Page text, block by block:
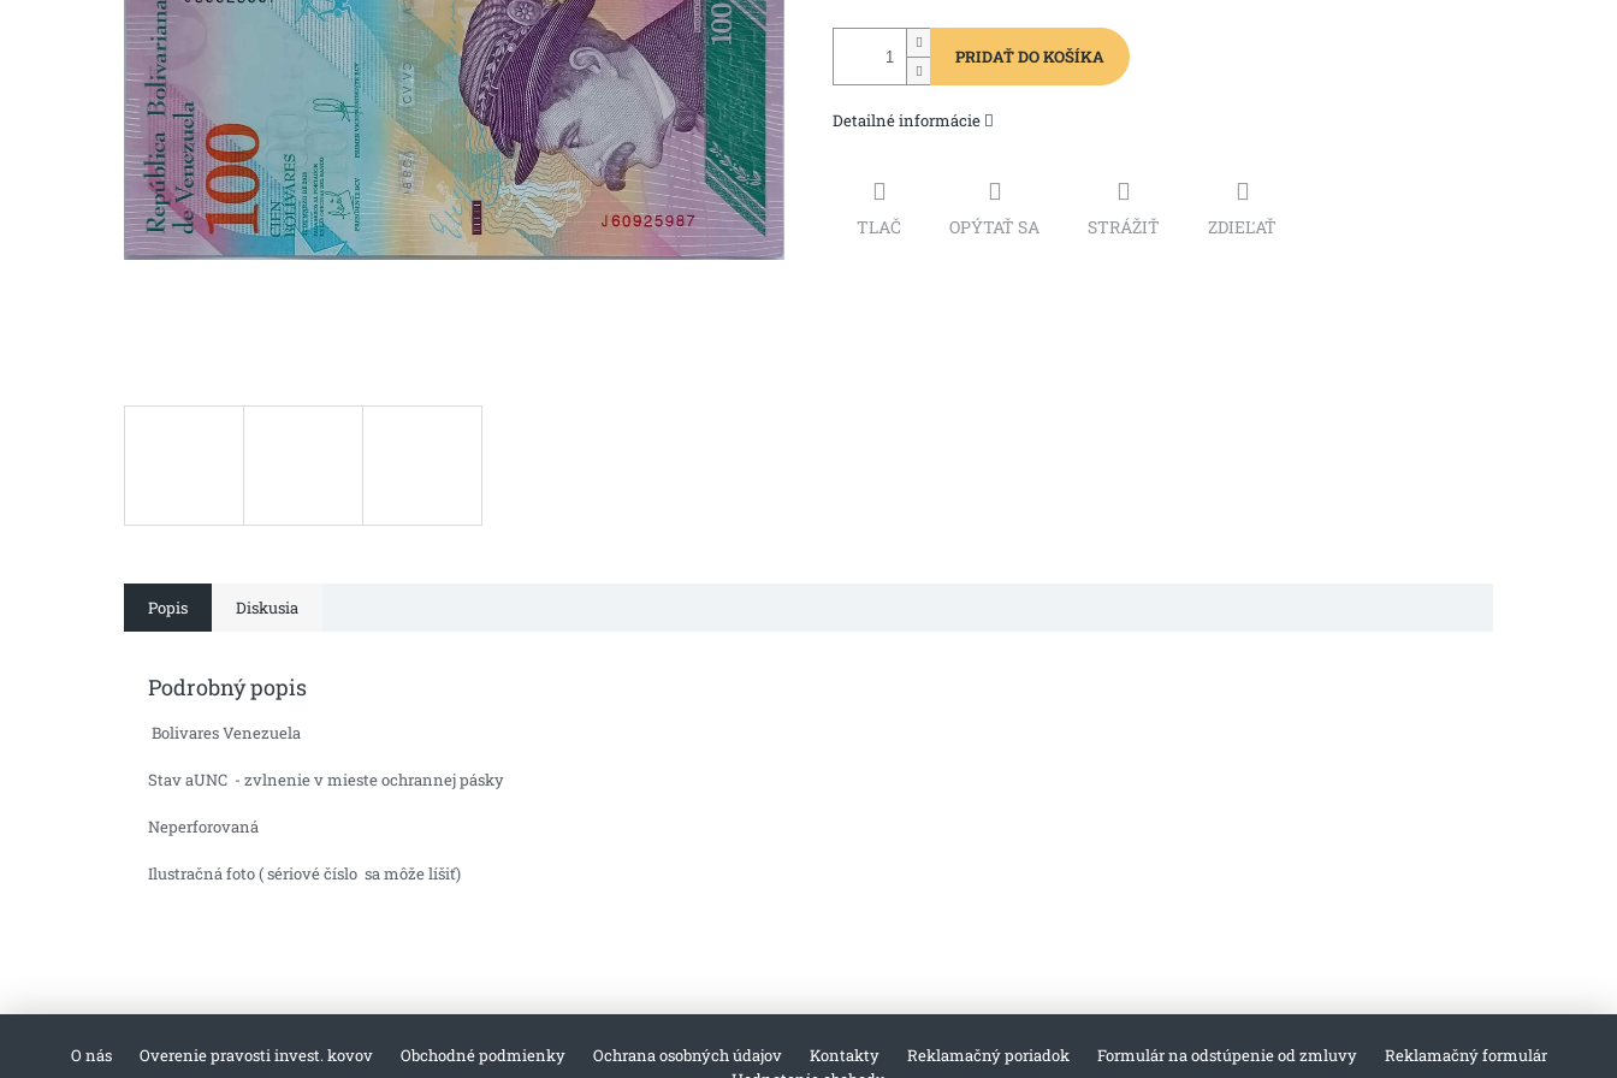
PRIDAŤ DO KOŠÍKA
Detailné informácie
TLAČ OPÝTAŤ SA STRÁŽIŤ ZDIEĽAŤ
Popis Diskusia
Podrobný popis
Bolivares Venezuela
Stav aUNC - zvlnenie v mieste ochrannej pásky
Neperforovaná
Ilustračná foto ( sériové číslo sa môže líšiť)
O nás Overenie pravosti invest. kovov Obchodné podmienky Ochrana osobných údajov Kontakty Reklamačný poriadok Formulár na odstúpenie od zmluvy
Reklamačný formulár